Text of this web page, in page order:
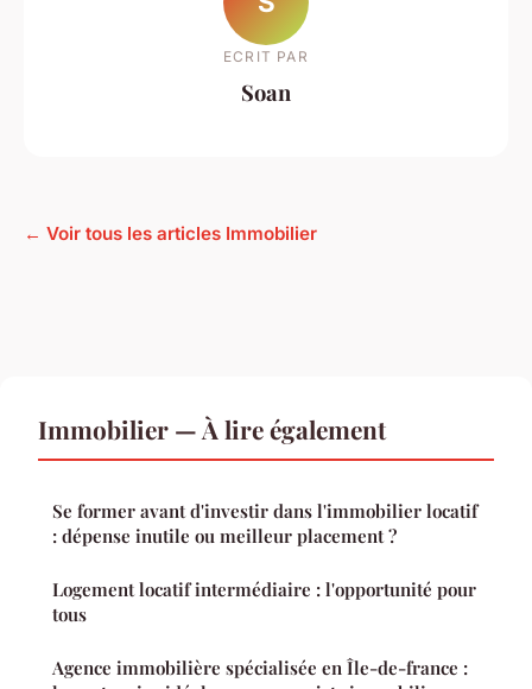
ECRIT PAR
Soan
← Voir tous les articles Immobilier
Immobilier — À lire également
Se former avant d'investir dans l'immobilier locatif
: dépense inutile ou meilleur placement ?
Logement locatif intermédiaire : l'opportunité pour
tous
Agence immobilière spécialisée en Île-de-france :